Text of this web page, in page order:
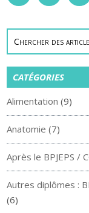
CATÉGORIES
Alimentation (9)
Anatomie (7)
Après le BPJEPS /
Autres diplômes :
(6)